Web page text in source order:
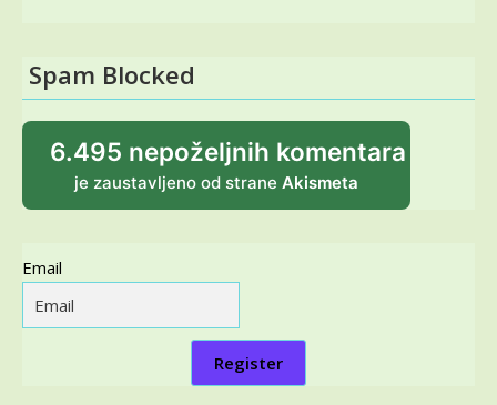
Spam Blocked
6.495 nepoželjnih komentara
je zaustavljeno od strane Akismeta
Email
Register